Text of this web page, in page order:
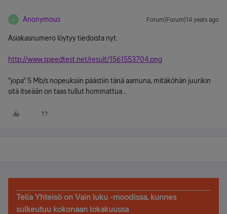
A Anonymous Forum|Forum|14 years ago
Asiakasnumero löytyy tiedoista nyt.
http://www.speedtest.net/result/1561553704.png
"jopa" 5 Mb/s nopeuksiin päästiin tänä aamuna, mitäköhän juurikin
sitä itseään on taas tullut hommattua...
Telia Yhteisö on Vain luku -moodissa, kunnes
sulkeutuu kokonaan lokakuussa